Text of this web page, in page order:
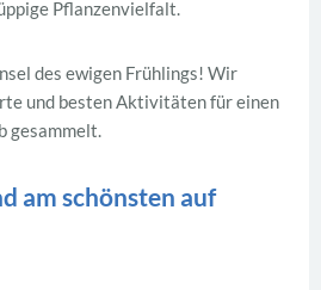
Pflanzenvielfalt.
des ewigen Frühlings! Wir
und besten Aktivitäten für einen
gesammelt.
am schönsten auf